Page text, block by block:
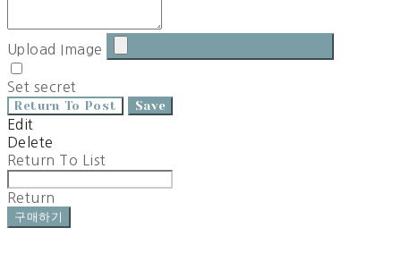
Upload Image
Set secret
Return To Post Save
Edit
Delete
Return To List
Return
구매하기